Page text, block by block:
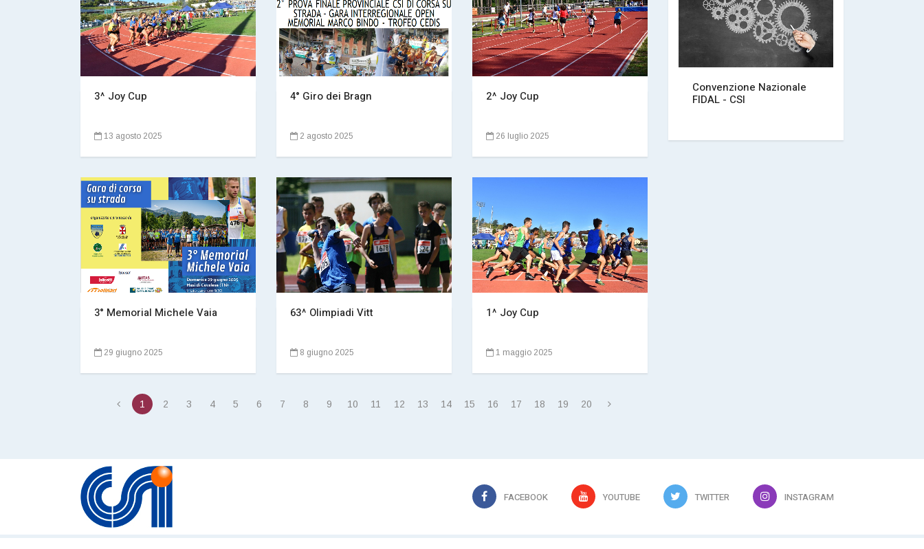
3^ Joy Cup
13 agosto 2025
4° Giro dei Bragn
2 agosto 2025
2^ Joy Cup
26 luglio 2025
3° Memorial Michele Vaia
29 giugno 2025
63^ Olimpiadi Vitt
8 giugno 2025
1^ Joy Cup
1 maggio 2025
1 2 3 4 5 6 7 8 9 10 11 12 13 14 15 16 17 18 19 20
Convenzione Nazionale
FIDAL - CSI
FACEBOOK YOUTUBE TWITTER INSTAGRAM